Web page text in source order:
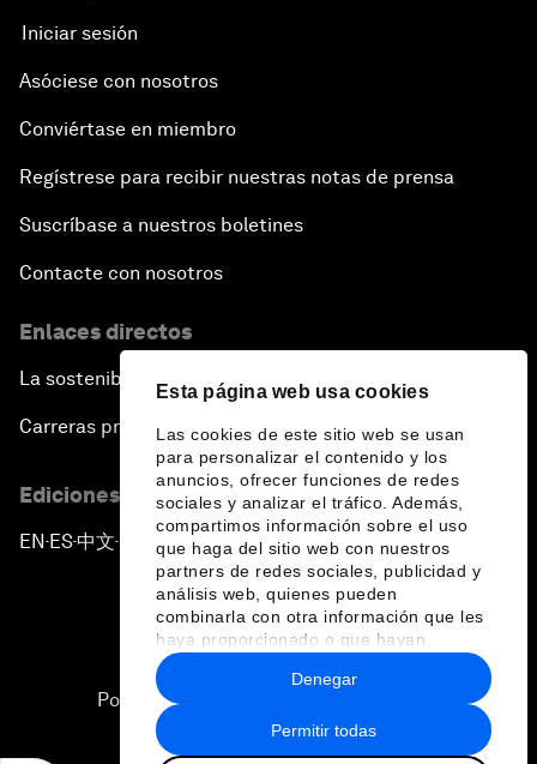
Esta página web usa cookies
Las cookies de este sitio web se usan
para personalizar el contenido y los
anuncios, ofrecer funciones de redes
sociales y analizar el tráfico. Además,
compartimos información sobre el uso
que haga del sitio web con nuestros
partners de redes sociales, publicidad y
análisis web, quienes pueden
combinarla con otra información que les
haya proporcionado o que hayan
recopilado a partir del uso que haya
hecho de sus servicios.
Permitir todas
Denegar
Iniciar sesión
Asóciese con nosotros
Conviértase en miembro
Regístrese para recibir nuestras notas de prensa
Suscríbase a nuestros boletines
Contacte con nosotros
Enlaces directos
La sostenibilidad en el Foro
Carreras profesionales
Ediciones en otros idiomas
EN ▪ES▪中文▪ 日本語
Política de privacidad y normas de uso
Sitemap